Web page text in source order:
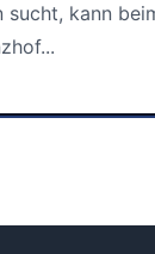
sucht, kann